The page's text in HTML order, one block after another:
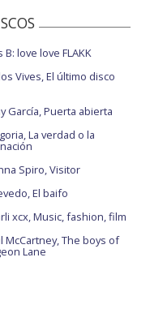
B: love love FLAKK
Vives, El último disco
García, Puerta abierta
La verdad o la
Spiro, Visitor
El baifo
xcx, Music, fashion, film
McCartney, The boys of
Lane